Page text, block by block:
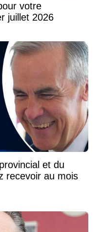
votre
juillet 2026
et du
recevoir au mois